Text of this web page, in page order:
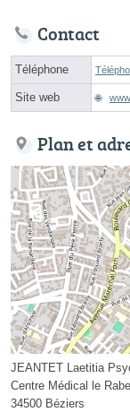
Contact
Téléphone
Site web
Plan et
JEANTET Laetitia
Centre Médical le
34500 Béziers